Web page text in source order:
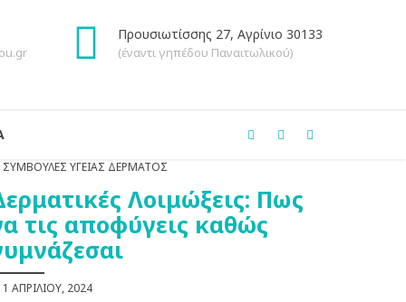
Προυσιωτίσσης 27, Αγρίνιο 30133
(έναντι γηπέδου Παναιτωλικού)
ΣΥΜΒΟΥΛΈΣ ΥΓΕΊΑΣ ΔΈΡΜΑΤΟΣ
Λοιμώξεις: Πως
τις αποφύγεις καθώς
1 ΑΠΡΙΛΊΟΥ, 2024